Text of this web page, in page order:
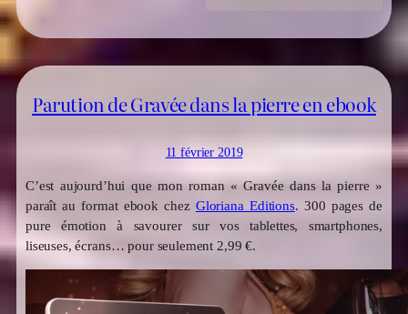
Parution de Gravée dans la pierre en ebook
11 février 2019
C’est aujourd’hui que mon roman « Gravée dans la pierre »
paraît au format ebook chez Gloriana Editions. 300 pages de
pure émotion à savourer sur vos tablettes, smartphones,
liseuses, écrans… pour seulement 2,99 €.